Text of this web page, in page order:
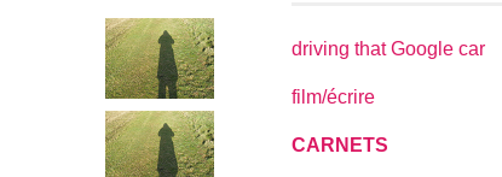
driving that Google car
film/écrire
CARNETS